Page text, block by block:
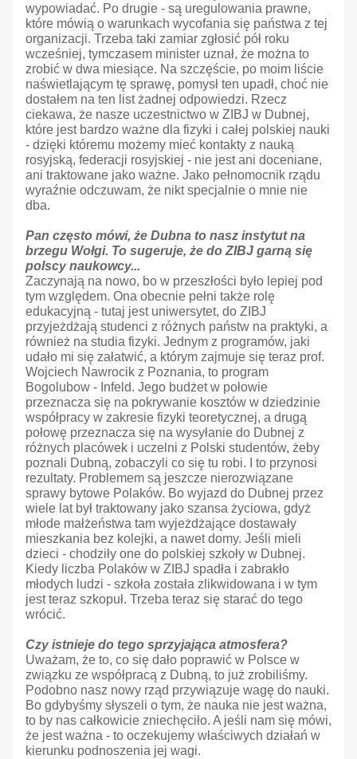
wypowiadać. Po drugie - są uregulowania prawne,
które mówią o warunkach wycofania się państwa z tej
organizacji. Trzeba taki zamiar zgłosić pół roku
wcześniej, tymczasem minister uznał, że można to
zrobić w dwa miesiące. Na szczęście, po moim liście
naświetlającym tę sprawę, pomysł ten upadł, choć nie
dostałem na ten list żadnej odpowiedzi. Rzecz
ciekawa, że nasze uczestnictwo w ZIBJ w Dubnej,
które jest bardzo ważne dla fizyki i całej polskiej nauki
- dzięki któremu możemy mieć kontakty z nauką
rosyjską, federacji rosyjskiej - nie jest ani doceniane,
ani traktowane jako ważne. Jako pełnomocnik rządu
wyraźnie odczuwam, że nikt specjalnie o mnie nie
dba.
Pan często mówi, że Dubna to nasz instytut na
brzegu Wołgi. To sugeruje, że do ZIBJ garną się
polscy naukowcy...
Zaczynają na nowo, bo w przeszłości było lepiej pod
tym względem. Ona obecnie pełni także rolę
edukacyjną - tutaj jest uniwersytet, do ZIBJ
przyjeżdżają studenci z różnych państw na praktyki, a
również na studia fizyki. Jednym z programów, jaki
udało mi się załatwić, a którym zajmuje się teraz prof.
Wojciech Nawrocik z Poznania, to program
Bogolubow - Infeld. Jego budżet w połowie
przeznacza się na pokrywanie kosztów w dziedzinie
współpracy w zakresie fizyki teoretycznej, a drugą
połowę przeznacza się na wysyłanie do Dubnej z
różnych placówek i uczelni z Polski studentów, żeby
poznali Dubną, zobaczyli co się tu robi. I to przynosi
rezultaty. Problemem są jeszcze nierozwiązane
sprawy bytowe Polaków. Bo wyjazd do Dubnej przez
wiele lat był traktowany jako szansa życiowa, gdyż
młode małżeństwa tam wyjeżdżające dostawały
mieszkania bez kolejki, a nawet domy. Jeśli mieli
dzieci - chodziły one do polskiej szkoły w Dubnej.
Kiedy liczba Polaków w ZIBJ spadła i zabrakło
młodych ludzi - szkoła została zlikwidowana i w tym
jest teraz szkopuł. Trzeba teraz się starać do tego
wrócić.
Czy istnieje do tego sprzyjająca atmosfera?
Uważam, że to, co się dało poprawić w Polsce w
związku ze współpracą z Dubną, to już zrobiliśmy.
Podobno nasz nowy rząd przywiązuje wagę do nauki.
Bo gdybyśmy słyszeli o tym, że nauka nie jest ważna,
to by nas całkowicie zniechęciło. A jeśli nam się mówi,
że jest ważna - to oczekujemy właściwych działań w
kierunku podnoszenia jej wagi.